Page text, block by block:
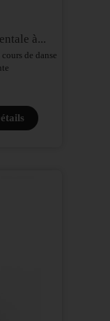
à...
de danse